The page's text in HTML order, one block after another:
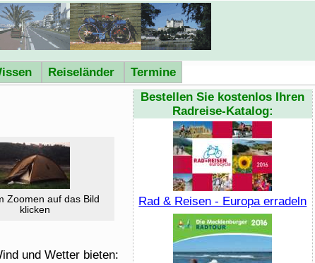
Reiseländer Termine
Zoomen auf das Bild
klicken
und Wetter bieten:
Bestellen Sie kostenlos Ihren
Radreise-Katalog:
Rad & Reisen - Europa erradeln